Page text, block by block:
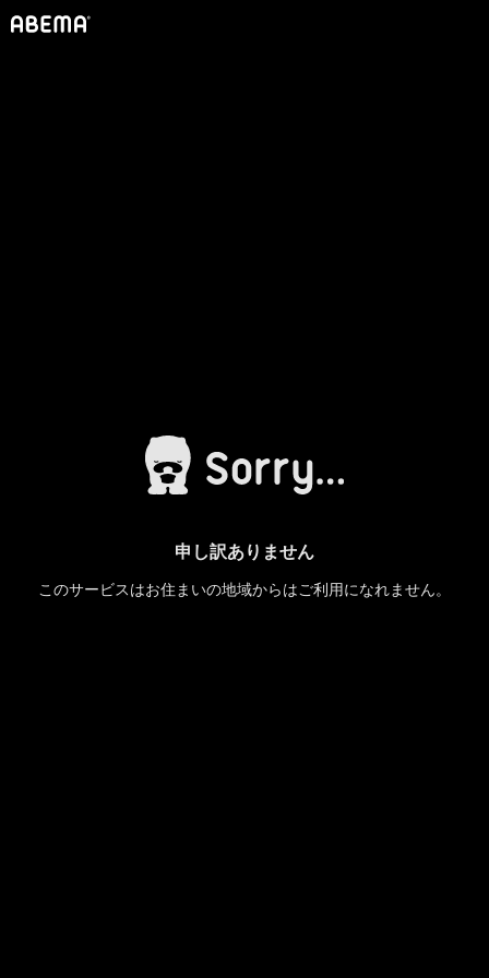
申し訳ありません
このサービスはお住まいの地域からはご利用になれません。